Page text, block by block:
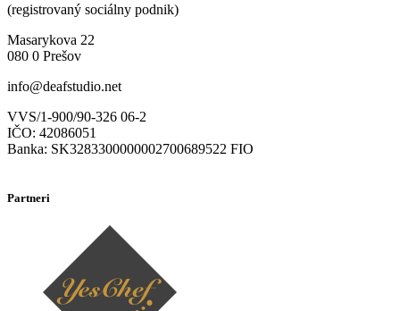
(registrovaný sociálny podnik)
Masarykova 22
080 0 Prešov
info@deafstudio.net
VVS/1-900/90-326 06-2
IČO: 42086051
Banka: SK3283300000002700689522 FIO
Partneri